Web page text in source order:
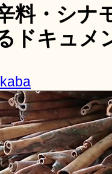
料・シナ
ドキュメ